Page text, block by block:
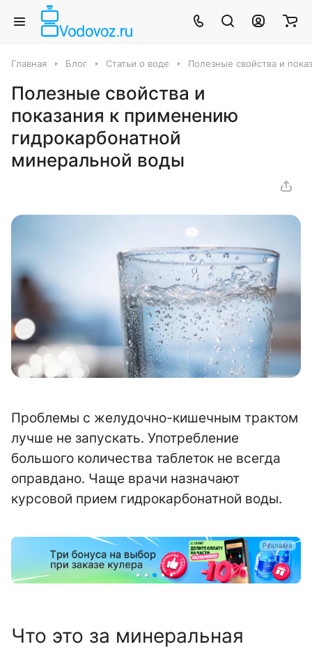
Главная Блог Статьи о воде Полезные свойства и
Полезные свойства и
показания к применению
гидрокарбонатной
минеральной воды
Проблемы с желудочно-кишечным трактом
лучше не запускать. Употребление
большого количества таблеток не всегда
оправдано. Чаще врачи назначают
курсовой прием гидрокарбонатной воды.
Реклама
Что это за минеральная